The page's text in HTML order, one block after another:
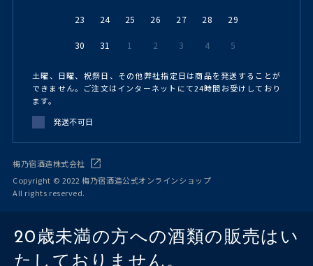
23 24 25 26 27 28 29
30 31 1 2 3 4 5
土曜、日曜、祝祭日、その他弊社指定日は商品を発送することが
できません。ご注文はインターネットにて24時間お受けしており
ます。
発送不可日
梅乃宿酒造株式会社
Copyright © 2022 梅乃宿酒造公式オンラインショップ
All rights reserved.
20歳未満の方への酒類の販売はい
たしておりません。